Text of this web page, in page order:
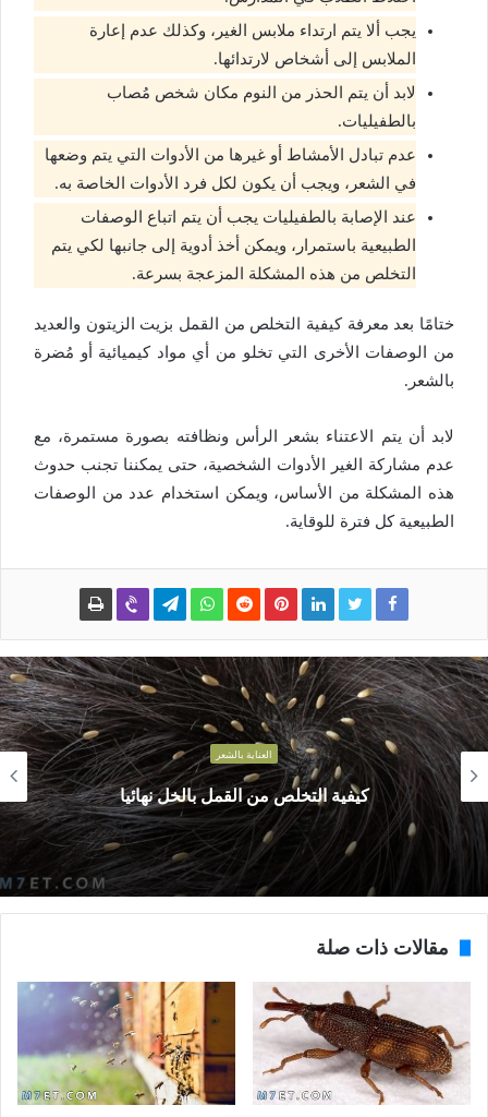
يجب ألا يتم ارتداء ملابس الغير، وكذلك عدم إعارة
الملابس إلى أشخاص لارتدائها.
لابد أن يتم الحذر من النوم مكان شخص مُصاب
بالطفيليات.
عدم تبادل الأمشاط أو غيرها من الأدوات التي يتم وضعها
في الشعر، ويجب أن يكون لكل فرد الأدوات الخاصة به.
عند الإصابة بالطفيليات يجب أن يتم اتباع الوصفات
الطبيعية باستمرار، ويمكن أخذ أدوية إلى جانبها لكي يتم
التخلص من هذه المشكلة المزعجة بسرعة.
ختامًا بعد معرفة كيفية التخلص من القمل بزيت الزيتون والعديد
من الوصفات الأخرى التي تخلو من أي مواد كيميائية أو مُضرة
بالشعر.
لابد أن يتم الاعتناء بشعر الرأس ونظافته بصورة مستمرة، مع
عدم مشاركة الغير الأدوات الشخصية، حتى يمكننا تجنب حدوث
هذه المشكلة من الأساس، ويمكن استخدام عدد من الوصفات
الطبيعية كل فترة للوقاية.
العناية بالشعر
وصفات لتطويل الشعر وتنعيمه حتى يصبح
مقالات ذات صلة